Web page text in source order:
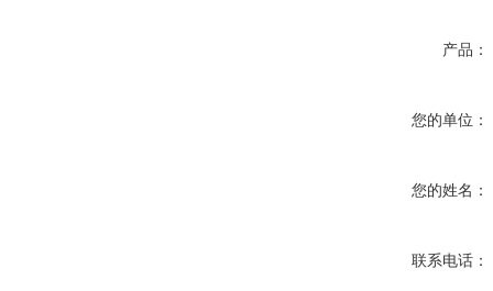
产品：
您的单位：
您的姓名：
联系电话：